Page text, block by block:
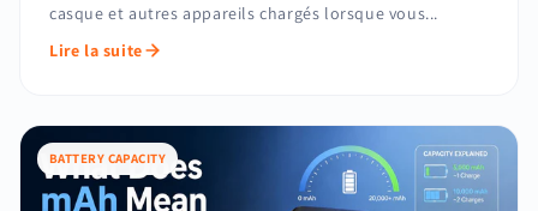
casque et autres appareils chargés lorsque vous...
Lire la suite
BATTERY CAPACITY